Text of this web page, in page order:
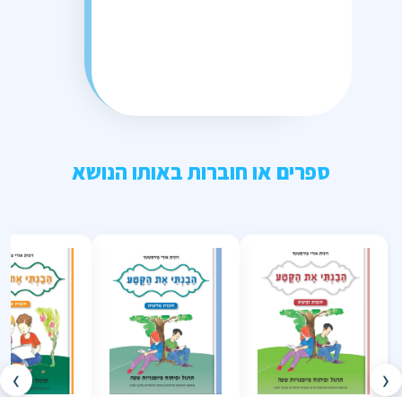
ספרים או חוברות באותו הנושא
‹
›